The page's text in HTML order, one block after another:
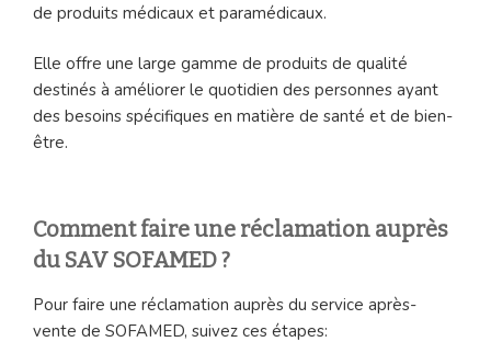
de produits médicaux et paramédicaux.
Elle offre une large gamme de produits de qualité
destinés à améliorer le quotidien des personnes ayant
des besoins spécifiques en matière de santé et de bien-
être.
Comment faire une réclamation auprès
du SAV SOFAMED ?
Pour faire une réclamation auprès du service après-
vente de SOFAMED, suivez ces étapes: